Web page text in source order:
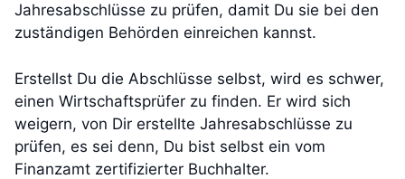
Jahresabschlüsse zu prüfen, damit Du sie bei den
zuständigen Behörden einreichen kannst.
Erstellst Du die Abschlüsse selbst, wird es schwer,
einen Wirtschaftsprüfer zu finden. Er wird sich
weigern, von Dir erstellte Jahresabschlüsse zu
prüfen, es sei denn, Du bist selbst ein vom
Finanzamt zertifizierter Buchhalter.